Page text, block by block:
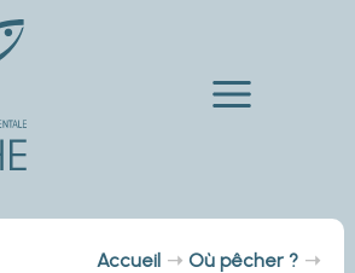
Main
Accueil
Où pêcher ?